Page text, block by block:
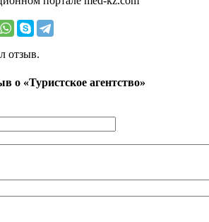
отзыв.
о «Туристское агентство»